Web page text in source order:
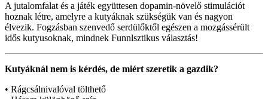
A jutalomfalat és a játék együttesen dopamin-növelő stimulációt
hoznak létre, amelyre a kutyáknak szükségük van és nagyon
élvezik. Fogzásban szenvedő serdülőktől egészen a mozgássérült
idős kutyusoknak, mindnek Funnlsztikus választás!
Kutyáknál nem is kérdés, de miért szeretik a gazdik?
• Rágcsálnivalóval tölthető